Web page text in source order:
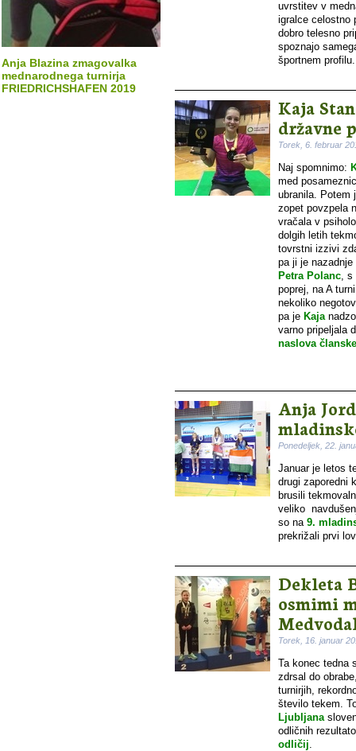
Anja Blazina zmagovalka
mednarodnega turnirja
FRIEDRICHSHAFEN 2019
uvrstitev v
igralce celostno
dobro telesno
spoznajo
športnem
Kaja
državne
Torek, 6. februar
Naj spomnimo:
med
ubranila. Potem
zopet povzpela
vračala v
dolgih letih
tovrstni izzivi
pa ji je
Petra Polanc, s
poprej, na A
nekoliko
pa je Kaja
varno pripeljala
naslova
Anja
Ponedeljek, 22.
Januar je letos
drugi zaporedni
brusili
veliko
so na 9.
prekrižali prvi
Dekleta
osmimi
Torek, 16. januar
Ta konec
zdrsal do
turnirjih,
število tekem.
Ljubljana
odličnih
odličij.